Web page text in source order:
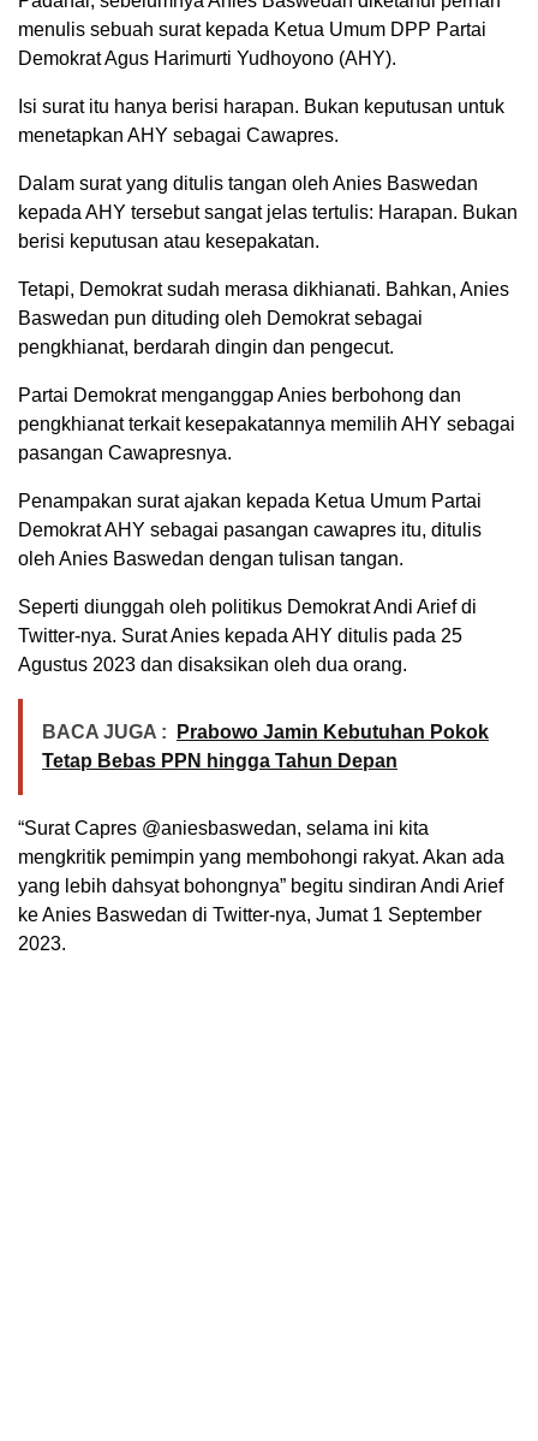
menulis sebuah surat kepada Ketua Umum DPP Partai
Demokrat Agus Harimurti Yudhoyono (AHY).
Isi surat itu hanya berisi harapan. Bukan keputusan untuk
menetapkan AHY sebagai Cawapres.
Dalam surat yang ditulis tangan oleh Anies Baswedan
kepada AHY tersebut sangat jelas tertulis: Harapan. Bukan
berisi keputusan atau kesepakatan.
Tetapi, Demokrat sudah merasa dikhianati. Bahkan, Anies
Baswedan pun dituding oleh Demokrat sebagai
pengkhianat, berdarah dingin dan pengecut.
Partai Demokrat menganggap Anies berbohong dan
pengkhianat terkait kesepakatannya memilih AHY sebagai
pasangan Cawapresnya.
Penampakan surat ajakan kepada Ketua Umum Partai
Demokrat AHY sebagai pasangan cawapres itu, ditulis
oleh Anies Baswedan dengan tulisan tangan.
Seperti diunggah oleh politikus Demokrat Andi Arief di
Twitter-nya. Surat Anies kepada AHY ditulis pada 25
Agustus 2023 dan disaksikan oleh dua orang.
BACA JUGA :
Prabowo Jamin Kebutuhan Pokok
Tetap Bebas PPN hingga Tahun Depan
“Surat Capres @aniesbaswedan, selama ini kita
mengkritik pemimpin yang membohongi rakyat. Akan ada
yang lebih dahsyat bohongnya” begitu sindiran Andi Arief
ke Anies Baswedan di Twitter-nya, Jumat 1 September
2023.